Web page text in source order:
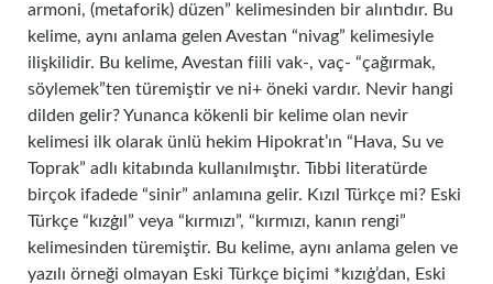
armoni, (metaforik) düzen” kelimesinden bir alıntıdır. Bu
kelime, aynı anlama gelen Avestan “nivag” kelimesiyle
ilişkilidir. Bu kelime, Avestan fiili vak-, vaç- “çağırmak,
söylemek”ten türemiştir ve ni+ öneki vardır. Nevir hangi
dilden gelir? Yunanca kökenli bir kelime olan nevir
kelimesi ilk olarak ünlü hekim Hipokrat’ın “Hava, Su ve
Toprak” adlı kitabında kullanılmıştır. Tıbbi literatürde
birçok ifadede “sinir” anlamına gelir. Kızıl Türkçe mi? Eski
Türkçe “kızġıl” veya “kırmızı”, “kırmızı, kanın rengi”
kelimesinden türemiştir. Bu kelime, aynı anlama gelen ve
yazılı örneği olmayan Eski Türkçe biçimi *kızıġ’dan, Eski